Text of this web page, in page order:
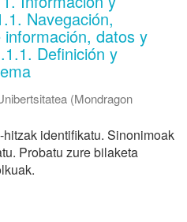
Navegación,
datos y
Definición y
(Mondragon
identifikatu. Sinonimoak
Probatu zure bilaketa